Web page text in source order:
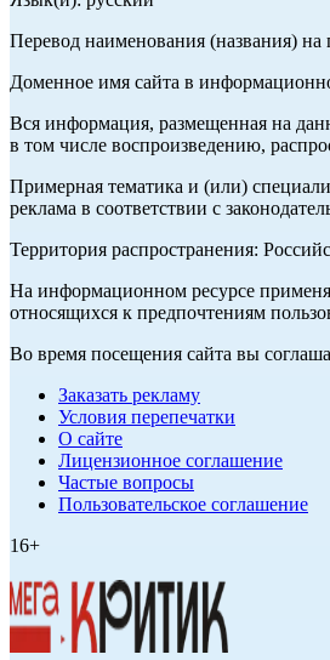
Перевод наименования (названия)
Доменное имя сайта в
Вся информация, размещенная на
в том числе воспроизведению,
Примерная тематика и (или)
реклама в соответствии с
Территория распространения:
На информационном ресурсе
относящихся к предпочтениям
Во время посещения сайта вы
Заказать рекламу
Условия перепечатки
О сайте
Лицензионное соглашение
Частые вопросы
Пользовательское соглашение
16+